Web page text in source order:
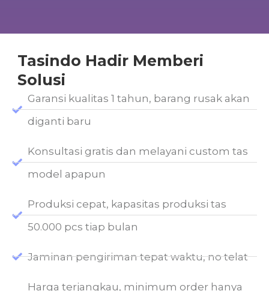
Tasindo Hadir Memberi
Solusi
Garansi kualitas 1 tahun, barang rusak akan
diganti baru
Konsultasi gratis dan melayani custom tas
model apapun
Produksi cepat, kapasitas produksi tas
50.000 pcs tiap bulan
Jaminan pengiriman tepat waktu, no telat
Harga terjangkau, minimum order hanya